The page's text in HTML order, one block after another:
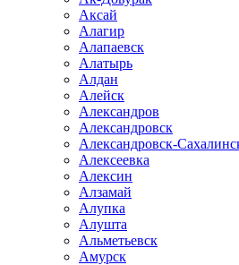
Аксай
Алагир
Алапаевск
Алатырь
Алдан
Алейск
Александров
Александровск
Александровск-
Алексеевка
Алексин
Алзамай
Алупка
Алушта
Альметьевск
Амурск